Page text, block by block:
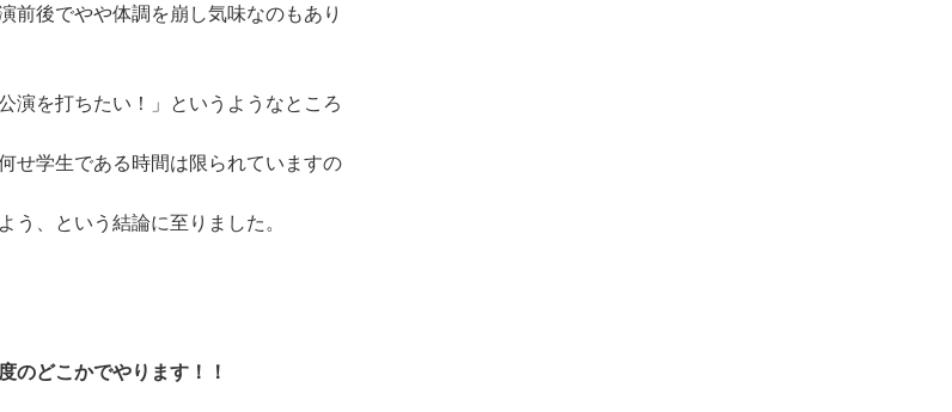
前後でやや体調を崩し気味なのもあり
演を打ちたい！」というようなところ
せ学生である時間は限られていますの
う、という結論に至りました。
のどこかでやります！！